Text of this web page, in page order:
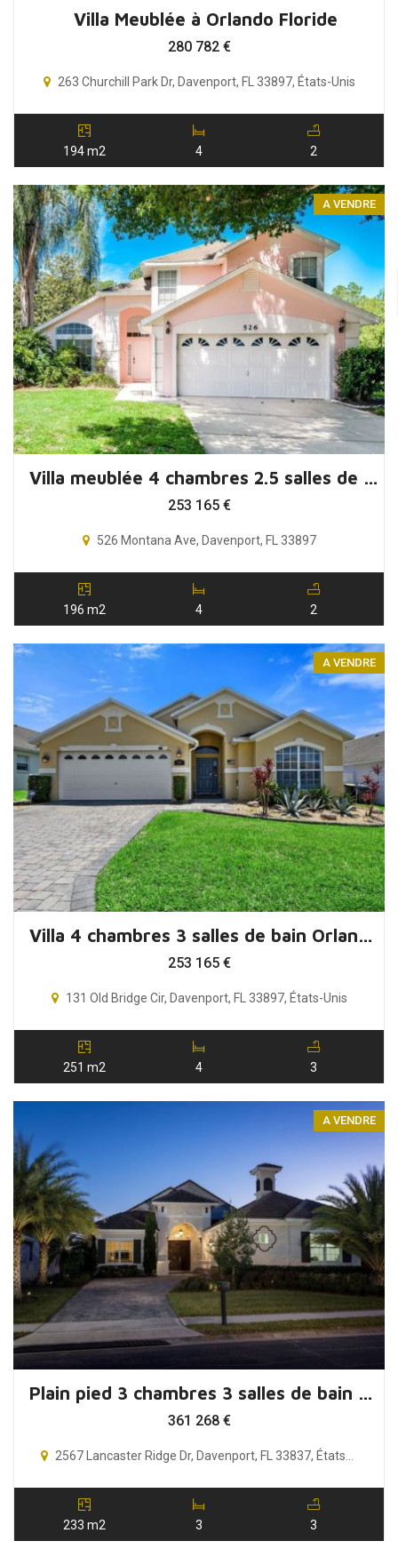
Villa Meublée à Orlando Floride
280 782 €
263 Churchill Park Dr, Davenport, FL 33897, États-Unis
194 m2 4 2
A VENDRE
Villa meublée 4 chambres 2.5 salles de bain Orlando Floride
253 165 €
526 Montana Ave, Davenport, FL 33897
196 m2 4 2
A VENDRE
Villa 4 chambres 3 salles de bain Orlando Floride
253 165 €
131 Old Bridge Cir, Davenport, FL 33897, États-Unis
251 m2 4 3
A VENDRE
Plain pied 3 chambres 3 salles de bain Orlando Floride – USA
361 268 €
2567 Lancaster Ridge Dr, Davenport, FL 33837, États-Unis
233 m2 3 3